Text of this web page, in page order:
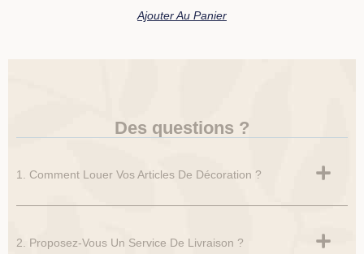
Ajouter Au Panier
Des questions ?
1. Comment Louer Vos Articles De Décoration ?
2. Proposez-Vous Un Service De Livraison ?